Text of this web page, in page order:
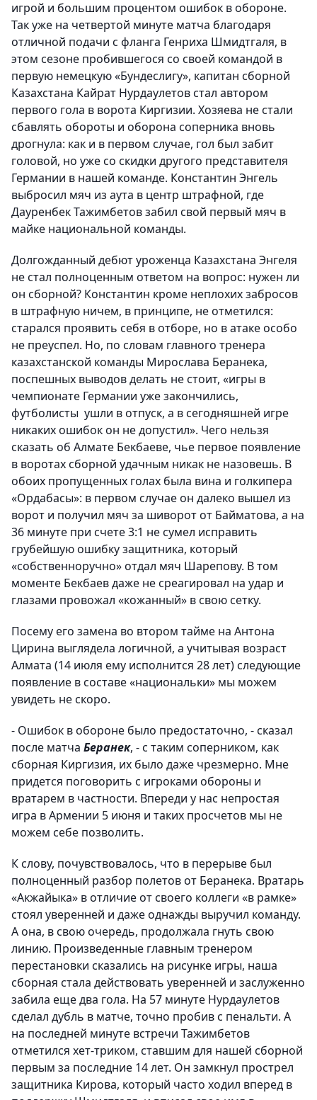
игрой и большим процентом ошибок в обороне.
Так уже на четвертой минуте матча благодаря
отличной подачи с фланга Генриха Шмидтгаля, в
этом сезоне пробившегося со своей командой в
первую немецкую «Бундеслигу», капитан сборной
Казахстана Кайрат Нурдаулетов стал автором
первого гола в ворота Киргизии. Хозяева не стали
сбавлять обороты и оборона соперника вновь
дрогнула: как и в первом случае, гол был забит
головой, но уже со скидки другого представителя
Германии в нашей команде. Константин Энгель
выбросил мяч из аута в центр штрафной, где
Дауренбек Тажимбетов забил свой первый мяч в
майке национальной команды.
Долгожданный дебют уроженца Казахстана Энгеля
не стал полноценным ответом на вопрос: нужен ли
он сборной? Константин кроме неплохих забросов
в штрафную ничем, в принципе, не отметился:
старался проявить себя в отборе, но в атаке особо
не преуспел. Но, по словам главного тренера
казахстанской команды Мирослава Беранека,
поспешных выводов делать не стоит, «игры в
чемпионате Германии уже закончились,
футболисты ушли в отпуск, а в сегодняшней игре
никаких ошибок он не допустил». Чего нельзя
сказать об Алмате Бекбаеве, чье первое появление
в воротах сборной удачным никак не назовешь. В
обоих пропущенных голах была вина и голкипера
«Ордабасы»: в первом случае он далеко вышел из
ворот и получил мяч за шиворот от Байматова, а на
36 минуте при счете 3:1 не сумел исправить
грубейшую ошибку защитника, который
«собственноручно» отдал мяч Шарепову. В том
моменте Бекбаев даже не среагировал на удар и
глазами провожал «кожанный» в свою сетку.
Посему его замена во втором тайме на Антона
Цирина выглядела логичной, а учитывая возраст
Алмата (14 июля ему исполнится 28 лет) следующие
появление в составе «национальки» мы можем
увидеть не скоро.
- Ошибок в обороне было предостаточно, - сказал
после матча Беранек, - с таким соперником, как
сборная Киргизия, их было даже чрезмерно. Мне
придется поговорить с игроками обороны и
вратарем в частности. Впереди у нас непростая
игра в Армении 5 июня и таких просчетов мы не
можем себе позволить.
К слову, почувствовалось, что в перерыве был
полноценный разбор полетов от Беранека. Вратарь
«Акжайыка» в отличие от своего коллеги «в рамке»
стоял уверенней и даже однажды выручил команду.
А она, в свою очередь, продолжала гнуть свою
линию. Произведенные главным тренером
перестановки сказались на рисунке игры, наша
сборная стала действовать уверенней и заслуженно
забила еще два гола. На 57 минуте Нурдаулетов
сделал дубль в матче, точно пробив с пенальти. А
на последней минуте встречи Тажимбетов
отметился хет-триком, ставшим для нашей сборной
первым за последние 14 лет. Он замкнул прострел
защитника Кирова, который часто ходил вперед в